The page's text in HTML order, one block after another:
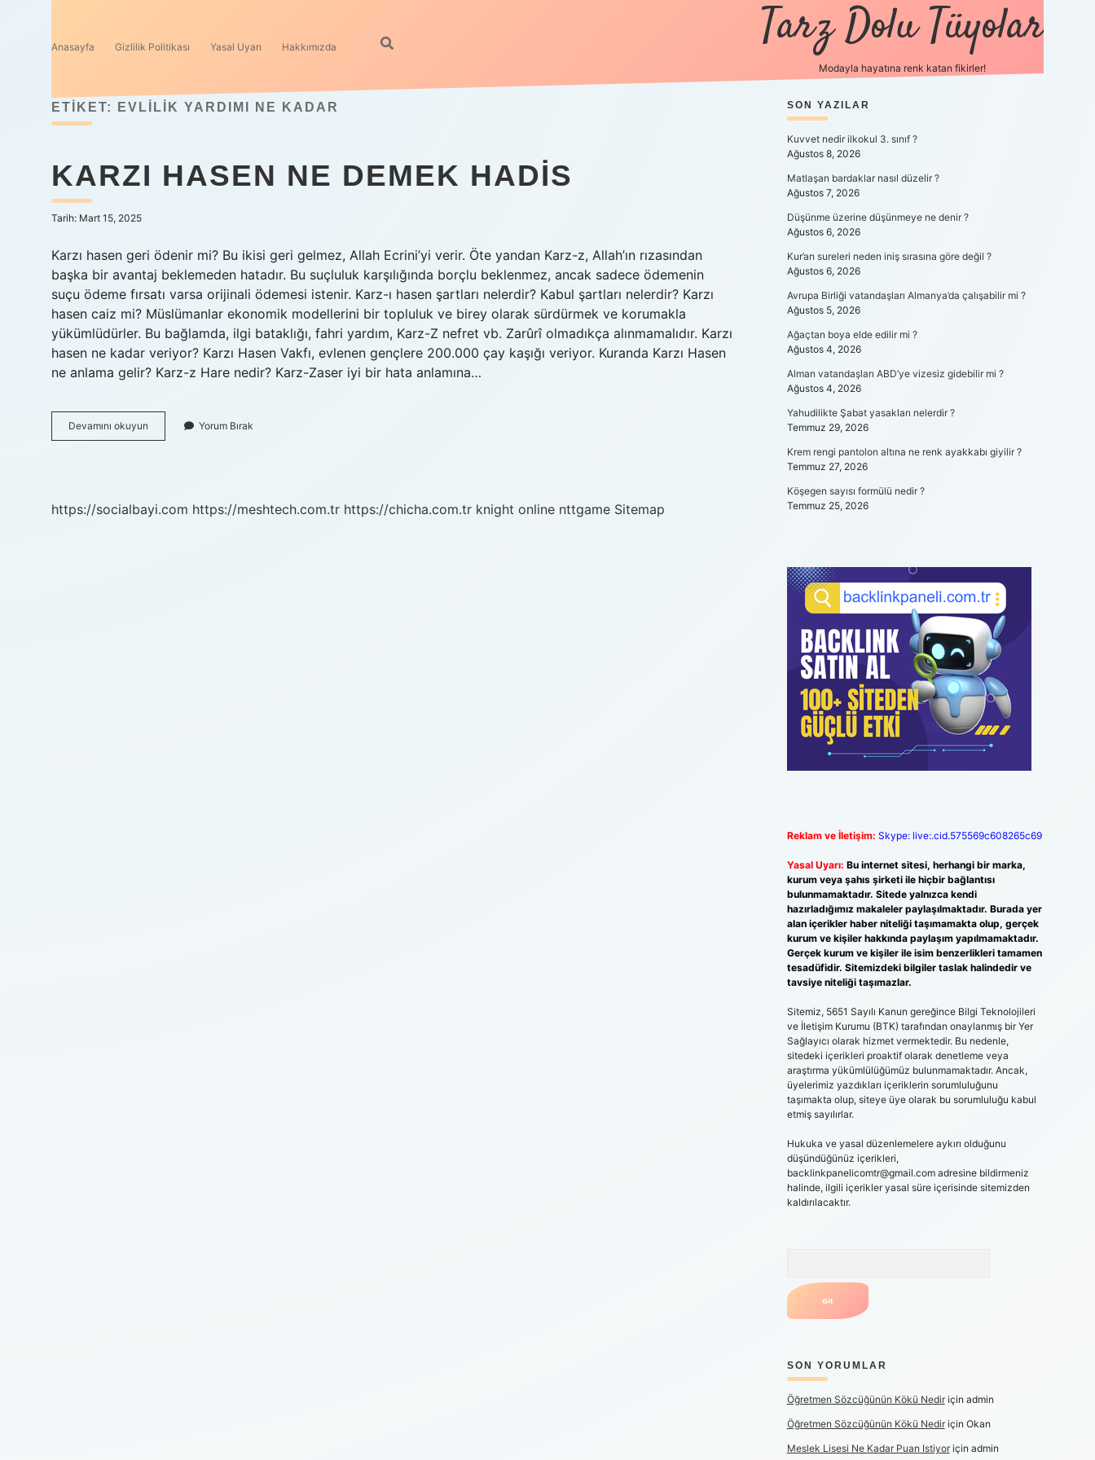
Anasayfa Gizlilik Politikası Yasal Uyarı Hakkımızda Tarz Dolu Tüyolar
Modayla hayatına renk katan fikirler!
ETIKET: EVLILIK YARDIMI NE KADAR
KARZI HASEN NE DEMEK HADIS
Tarih: Mart 15, 2025
Karzı hasen geri ödenir mi? Bu ikisi geri gelmez, Allah Ecrini’yi verir. Öte yandan Karz-z, Allah’ın rızasından
başka bir avantaj beklemeden hatadır. Bu suçluluk karşılığında borçlu beklenmez, ancak sadece ödemenin
suçu ödeme fırsatı varsa orijinali ödemesi istenir. Karz-ı hasen şartları nelerdir? Kabul şartları nelerdir? Karzı
hasen caiz mi? Müslümanlar ekonomik modellerini bir topluluk ve birey olarak sürdürmek ve korumakla
yükümlüdürler. Bu bağlamda, ilgi bataklığı, fahri yardım, Karz-Z nefret vb. Zarûrî olmadıkça alınmamalıdır. Karzı
hasen ne kadar veriyor? Karzı Hasen Vakfı, evlenen gençlere 200.000 çay kaşığı veriyor. Kuranda Karzı Hasen
ne anlama gelir? Karz-z Hare nedir? Karz-Zaser iyi bir hata anlamına…
Devamını okuyun
Hasen
Yorum Bırak
https://socialbayi.com https://meshtech.com.tr https://chicha.com.tr knight online nttgame Sitemap
SIDEBAR
SON YAZILAR
Kuvvet nedir ilkokul 3. sınıf ?
Ağustos 8, 2026
Matlaşan bardaklar nasıl düzelir ?
Ağustos 7, 2026
Düşünme üzerine düşünmeye ne denir ?
Ağustos 6, 2026
Kur’an sureleri neden iniş sırasına göre değil ?
Ağustos 6, 2026
Avrupa Birliği vatandaşları Almanya’da çalışabilir mi ?
Ağustos 5, 2026
Ağaçtan boya elde edilir mi ?
Ağustos 4, 2026
Alman vatandaşları ABD’ye vizesiz gidebilir mi ?
Ağustos 4, 2026
Yahudilikte Şabat yasakları nelerdir ?
Temmuz 29, 2026
Krem rengi pantolon altına ne renk ayakkabı giyilir ?
Temmuz 27, 2026
Köşegen sayısı formülü nedir ?
Temmuz 25, 2026
Reklam ve İletişim: Skype: live:.cid.575569c608265c69
Yasal Uyarı: Bu internet sitesi, herhangi bir marka,
kurum veya şahıs şirketi ile hiçbir bağlantısı
bulunmamaktadır. Sitede yalnızca kendi
hazırladığımız makaleler paylaşılmaktadır. Burada yer
alan içerikler haber niteliği taşımamakta olup, gerçek
kurum ve kişiler hakkında paylaşım yapılmamaktadır.
Gerçek kurum ve kişiler ile isim benzerlikleri tamamen
tesadüfidir. Sitemizdeki bilgiler taslak halindedir ve
tavsiye niteliği taşımazlar.
Sitemiz, 5651 Sayılı Kanun gereğince Bilgi Teknolojileri
ve İletişim Kurumu (BTK) tarafından onaylanmış bir Yer
Sağlayıcı olarak hizmet vermektedir. Bu nedenle,
sitedeki içerikleri proaktif olarak denetleme veya
araştırma yükümlülüğümüz bulunmamaktadır. Ancak,
üyelerimiz yazdıkları içeriklerin sorumluluğunu
taşımakta olup, siteye üye olarak bu sorumluluğu kabul
etmiş sayılırlar.
Hukuka ve yasal düzenlemelere aykırı olduğunu
düşündüğünüz içerikleri,
backlinkpanelicomtr@gmail.comadresine bildirmeniz
halinde, ilgili içerikler yasal süre içerisinde sitemizden
kaldırılacaktır.
SON YORUMLAR
Öğretmen Sözcüğünün Kökü Nediriçin admin
Öğretmen Sözcüğünün Kökü Nediriçin Okan
Meslek Lisesi Ne Kadar Puan Istiyoriçin admin